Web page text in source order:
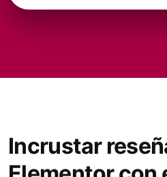
Incrustar